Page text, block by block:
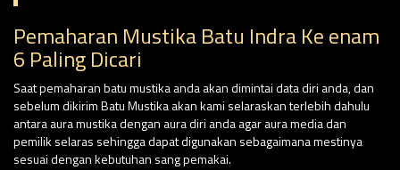
Pemaharan Mustika Batu Indra Ke enam
6 Paling Dicari
Saat pemaharan batu mustika anda akan dimintai data diri anda, dan
sebelum dikirim Batu Mustika akan kami selaraskan terlebih dahulu
antara aura mustika dengan aura diri anda agar aura media dan
pemilik selaras sehingga dapat digunakan sebagaimana mestinya
sesuai dengan kebutuhan sang pemakai.